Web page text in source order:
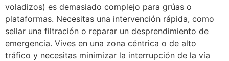
voladizos) es demasiado complejo para grúas o
plataformas. Necesitas una intervención rápida, como
sellar una filtración o reparar un desprendimiento de
emergencia. Vives en una zona céntrica o de alto
tráfico y necesitas minimizar la interrupción de la vía